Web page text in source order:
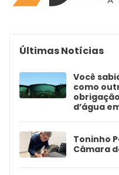
Últimas Notícias
Você
como
d’água
Toninho
Câmara